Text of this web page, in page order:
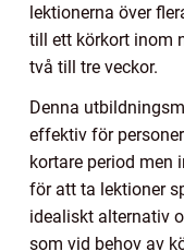
lektionerna över
till ett körkort inom
två till tre veckor.
Denna
effektiv för
kortare period men
för att ta lektioner
idealiskt alternativ
som vid behov av